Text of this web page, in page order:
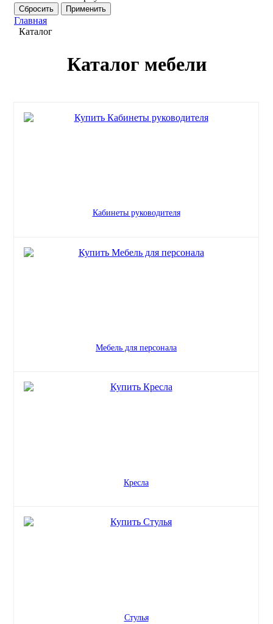
Главная
Каталог
Каталог мебели
Кабинеты руководителя
Мебель для персонала
Кресла
Стулья